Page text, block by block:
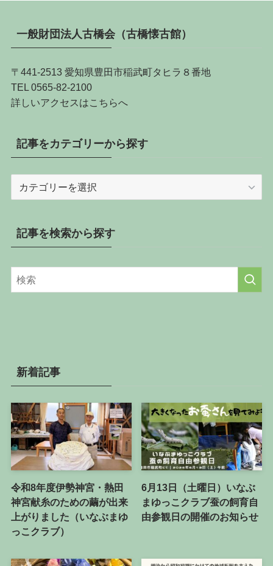
一般財団法人古橋会（古橋懐古館）
〒441-2513 愛知県豊田市稲武町タヒラ８番地
TEL 0565-82-2100
詳しいアクセスはこちらへ
記事をカテゴリーから探す
カ
テ
ー
記事を検索から探す
新着記事
令和8年度伊勢神宮・熱田
神宮献糸のための繭が出来
上がりました（いなぶまゆ
っこクラブ）
6月13日（土曜日）いなぶ
まゆっこクラブ蚕の飼育自
由参観日の開催のお知らせ